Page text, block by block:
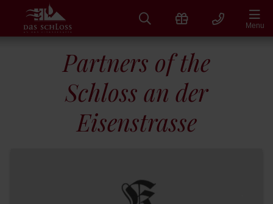
content
Menu
Partners of the
Schloss an der
Eisenstrasse